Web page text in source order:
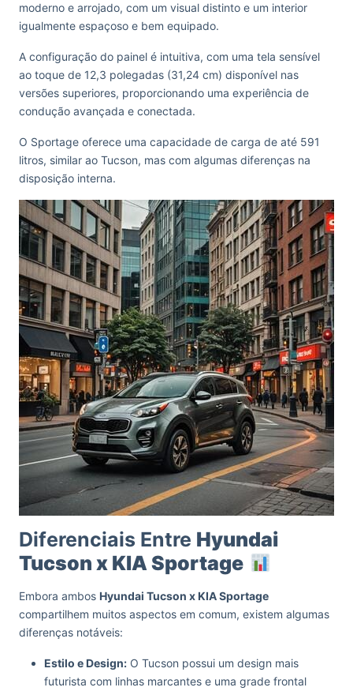
moderno e arrojado, com um visual distinto e um interior
igualmente espaçoso e bem equipado.
A configuração do painel é intuitiva, com uma tela sensível
ao toque de 12,3 polegadas (31,24 cm) disponível nas
versões superiores, proporcionando uma experiência de
condução avançada e conectada.
O Sportage oferece uma capacidade de carga de até 591
litros, similar ao Tucson, mas com algumas diferenças na
disposição interna.
Diferenciais Entre Hyundai
Tucson x KIA Sportage
Embora ambos Hyundai Tucson x KIA Sportage
compartilhem muitos aspectos em comum, existem algumas
diferenças notáveis:
Estilo e Design: O Tucson possui um design mais
futurista com linhas marcantes e uma grade frontal